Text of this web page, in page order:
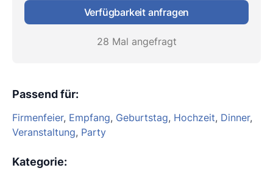
Verfügbarkeit anfragen
28 Mal angefragt
Passend für:
Firmenfeier, Empfang, Geburtstag, Hochzeit, Dinner,
Veranstaltung, Party
Kategorie: